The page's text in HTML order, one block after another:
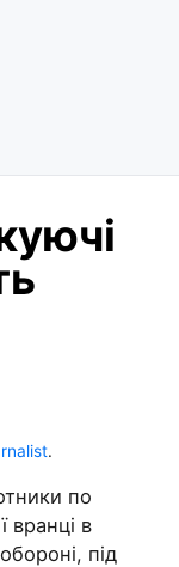
.
по
вранці в
під